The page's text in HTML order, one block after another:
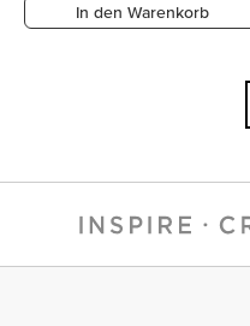
In den Warenkorb